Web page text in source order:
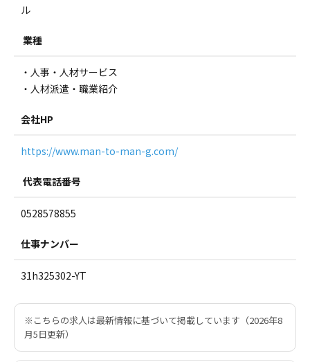
ル
業種
・人事・人材サービス
・人材派遣・職業紹介
会社HP
https://www.man-to-man-g.com/
代表電話番号
0528578855
仕事ナンバー
31h325302-YT
※こちらの求人は最新情報に基づいて掲載しています（2026年8
月5日更新）